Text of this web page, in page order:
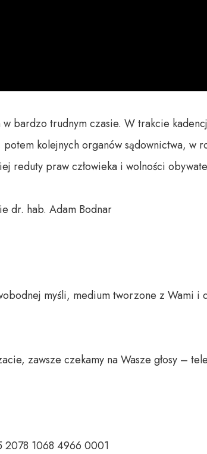
w bardzo trudnym czasie. W trakcie
potem kolejnych organów sądownictwa, w
reduty praw człowieka i wolności
dr. hab. Adam Bodnar
myśli, medium tworzone z Wami i
zawsze czekamy na Wasze głosy –
1068 4966 0001